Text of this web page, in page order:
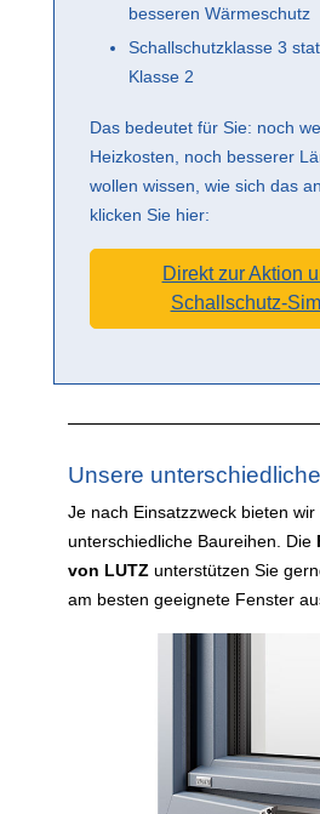
besseren Wärmeschutz
Schallschutzklasse 3
Klasse 2
Das bedeutet für Sie: noch
Heizkosten, noch besserer
wollen wissen, wie sich das
klicken Sie hier:
Direkt zur Aktion
Schallschutz-
Unsere
Je nach Einsatzzweck bieten wir
unterschiedliche Baureihen. Die
von LUTZ unterstützen Sie
am besten geeignete Fenster